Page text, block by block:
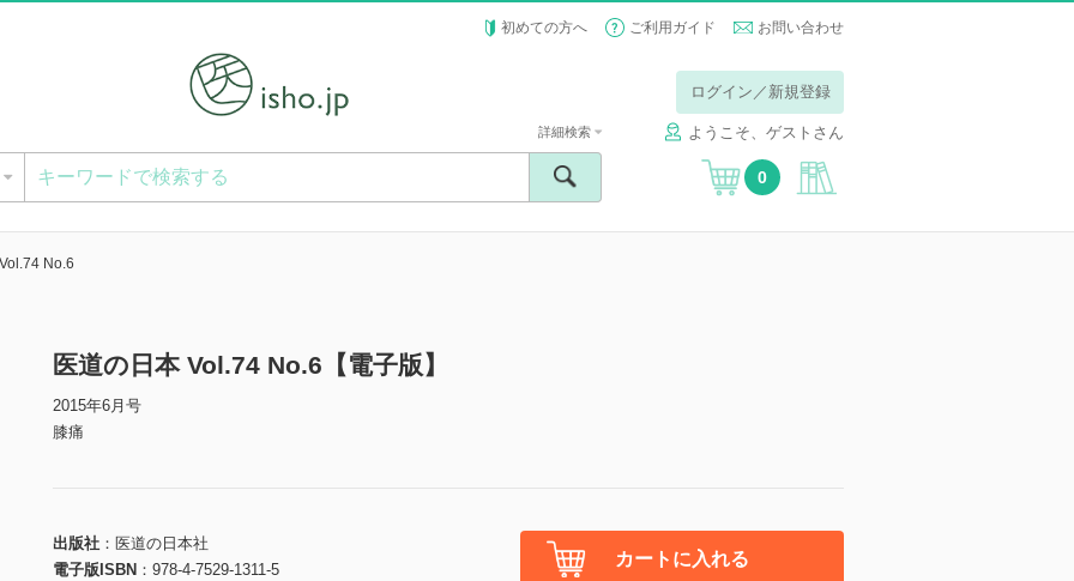
初めての方へ ご利用ガイド お問い合わせ
ログイン／新規登録
ようこそ、ゲストさん
詳細検索
0
No.6
医道の日本 Vol.74 No.6【電子版】
2015年6月号
膝痛
出版社
医道の日本社
電子版ISBN
978-4-7529-1311-5
カートに入れる